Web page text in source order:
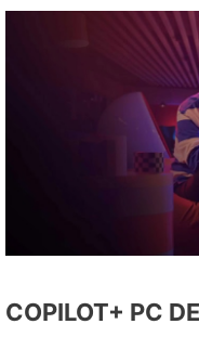
COPILOT+ PC